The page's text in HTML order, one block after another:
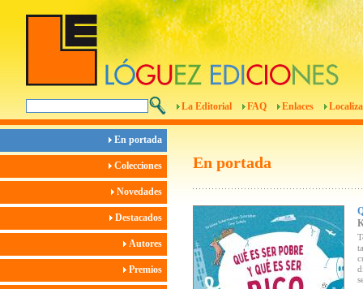
La Editorial FAQ Enlaces
En portada
Colecciones
Novedades
Destacados
Autores
Premios
En portada